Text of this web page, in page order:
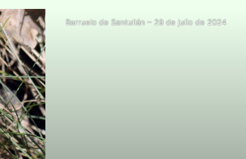
Barruelo de Santullán – 29 de julio de 2024